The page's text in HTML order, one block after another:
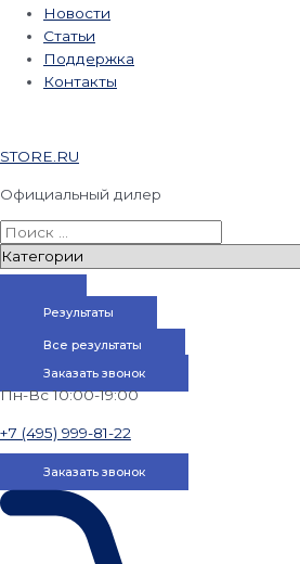
Новости
Статьи
Поддержка
Контакты
STORE.RU
Официальный дилер
Результаты
Все результаты
Заказать звонок
Пн-Вс 10:00-19:00
+7 (495) 999-81-22
Заказать звонок